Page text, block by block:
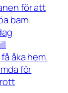
för att
barn.
åka hem.
för